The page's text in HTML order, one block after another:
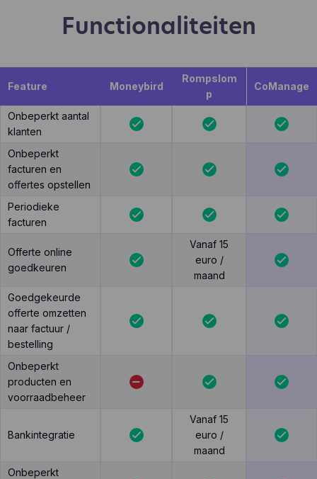
Functionaliteiten
Feature Moneybird
Rompslom
p
CoManage
Onbeperkt aantal
klanten
Onbeperkt
facturen en
offertes opstellen
Periodieke
facturen
Offerte online
goedkeuren
Vanaf 15
euro /
maand
Goedgekeurde
offerte omzetten
naar factuur /
bestelling
Onbeperkt
producten en
voorraadbeheer
Bankintegratie
Vanaf 15
euro /
maand
Onbeperkt